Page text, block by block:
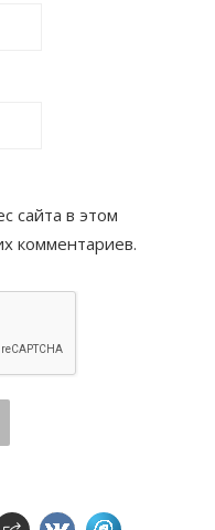
сайта в этом
комментариев.